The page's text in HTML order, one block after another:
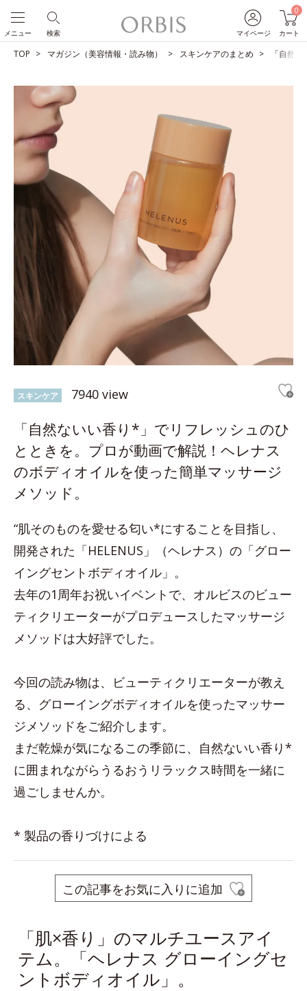
マイページ
0
カート
検索
メニュー
TOP マガジン（美容情報・読み物） スキンケアのまとめ 「自然
スキンケア 7940 view
「自然ないい香り*」でリフレッシュのひ
とときを。プロが動画で解説！ヘレナス
のボディオイルを使った簡単マッサージ
メソッド。
“肌そのものを愛せる匂い*にすることを目指し、
開発された「HELENUS」（ヘレナス）の「グロー
イングセントボディオイル」。
去年の1周年お祝いイベントで、オルビスのビュー
ティクリエーターがプロデュースしたマッサージ
メソッドは大好評でした。
今回の読み物は、ビューティクリエーターが教え
る、グローイングボディオイルを使ったマッサー
ジメソッドをご紹介します。
まだ乾燥が気になるこの季節に、自然ないい香り*
に囲まれながらうるおうリラックス時間を一緒に
過ごしませんか。
* 製品の香りづけによる
この記事をお気に入りに追加
「肌×香り」のマルチユースアイ
テム。「ヘレナス グローイングセ
ントボディオイル」。